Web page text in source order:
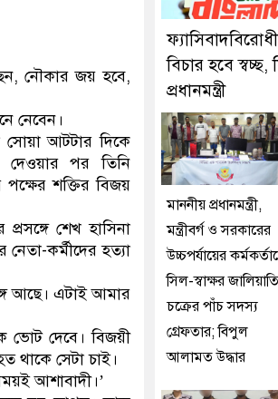
দুইজনকে গ্রেফতার করেছে মিরপুর মডেল থানা
নৌকার জয় হবে,
নেবেন।
আটটার দিকে
দেওয়ার পর তিনি
শক্তির বিজয়
শেখ হাসিনা
নেতা-কর্মীদের হত্যা
আছে। এটাই আমার
ভোট দেবে। বিজয়ী
থাকে সেটা চাই।
আশাবাদী।’
বিচার হবে
প্রধানমন্ত্রী
মাননীয় প্রধানমন্ত্রী,
মন্ত্রীবর্গ ও সরকারের
উচ্চপর্যায়ের
সিল-স্বাক্ষর জালিয়াতি
চক্রের পাঁচ সদস্য
গ্রেফতার; বিপুল
আলামত উদ্ধার